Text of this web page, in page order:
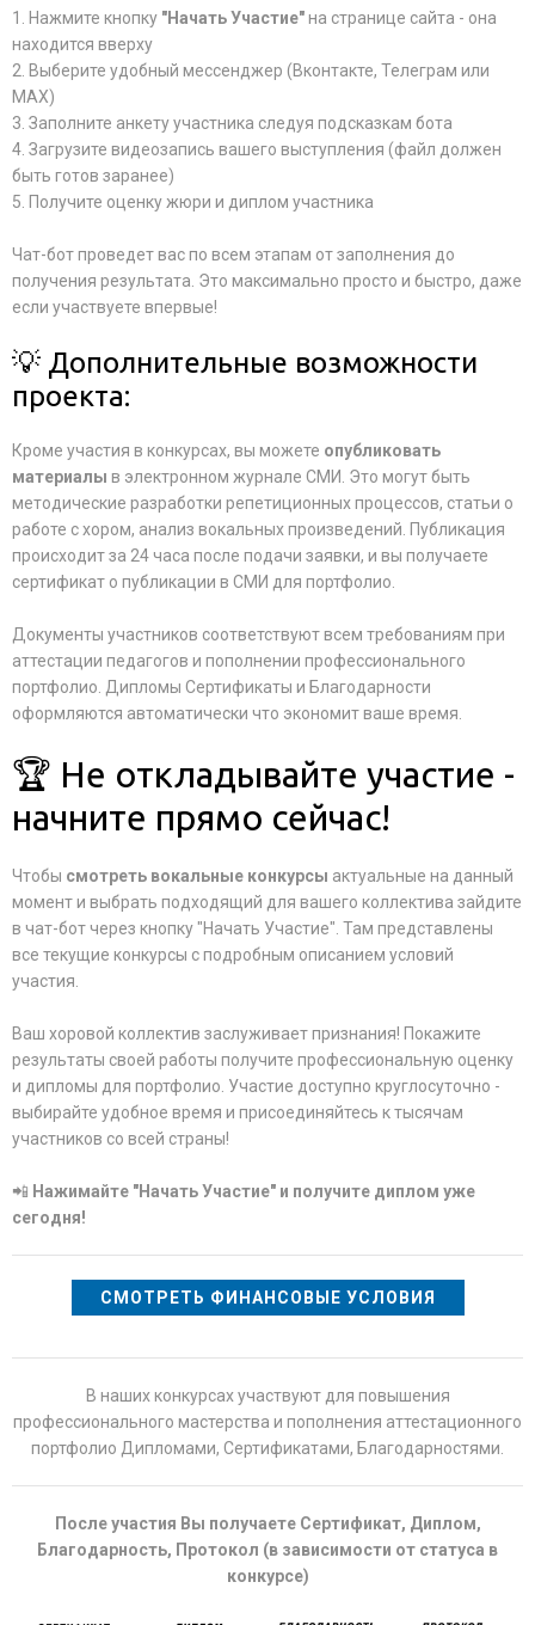
1. Нажмите кнопку "Начать Участие"на странице сайта - она
находится вверху
2. Выберите удобный мессенджер (Вконтакте, Телеграм или
MAX)
3. Заполните анкету участника следуя подсказкам бота
4. Загрузите видеозапись вашего выступления (файл должен
быть готов заранее)
5. Получите оценку жюри и диплом участника
Чат-бот проведет вас по всем этапам от заполнения до
получения результата. Это максимально просто и быстро, даже
если участвуете впервые!
💡 Дополнительные возможности
проекта:
Кроме участия в конкурсах, вы можете опубликовать
материалы в электронном журнале СМИ. Это могут быть
методические разработки репетиционных процессов, статьи о
работе с хором, анализ вокальных произведений. Публикация
происходит за 24 часа после подачи заявки, и вы получаете
сертификат о публикации в СМИ для портфолио.
Документы участников соответствуют всем требованиям при
аттестации педагогов и пополнении профессионального
портфолио. Дипломы Сертификаты и Благодарности
оформляются автоматически что экономит ваше время.
🏆 Не откладывайте участие -
начните прямо сейчас!
Чтобы смотреть вокальные конкурсы актуальные на данный
момент и выбрать подходящий для вашего коллектива зайдите
в чат-бот через кнопку "Начать Участие". Там представлены
все текущие конкурсы с подробным описанием условий
участия.
Ваш хоровой коллектив заслуживает признания! Покажите
результаты своей работы получите профессиональную оценку
и дипломы для портфолио. Участие доступно круглосуточно -
выбирайте удобное время и присоединяйтесь к тысячам
участников со всей страны!
📲 Нажимайте "Начать Участие" и получите диплом уже
сегодня!
СМОТРЕТЬ ФИНАНСОВЫЕ УСЛОВИЯ
В наших конкурсах участвуют для повышения
профессионального мастерства и пополнения аттестационного
портфолио Дипломами, Сертификатами, Благодарностями.
После участия Вы получаете Сертификат, Диплом,
Благодарность, Протокол (в зависимости от статуса в
конкурсе)